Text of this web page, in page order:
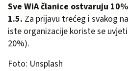
Sve WiA članice ostvaruju
1.5. Za prijavu trećeg i svakog
iste organizacije koriste se
20%).
Foto: Unsplash